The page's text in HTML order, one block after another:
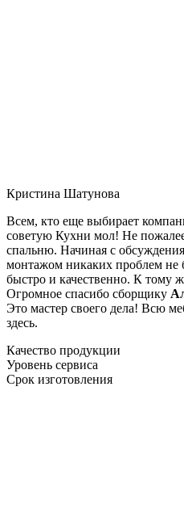
Кристина Шатунова
Всем, кто еще выбирает
советую Кухни мол! Не
спальню. Начиная с обсуждения
монтажом никаких проблем не
быстро и качественно. К тому
Огромное спасибо сборщику
Это мастер своего дела! Всю
здесь.
Качество продукции
Уровень сервиса
Срок изготовления